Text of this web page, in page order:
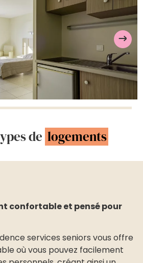
de logements
confortable et pensé pour
services seniors vous offre
où vous pouvez facilement